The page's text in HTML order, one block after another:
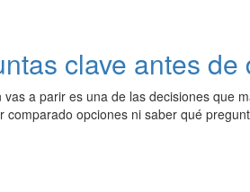
clave antes de
a parir es una de las decisiones que
comparado opciones ni saber qué